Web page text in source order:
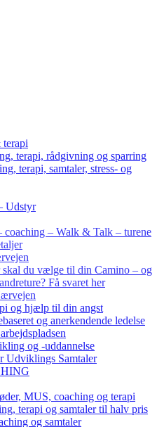
terapi
terapi, rådgivning og sparring
terapi, samtaler, stress- og
Udstyr
coaching – Walk & Talk – turene
du vælge til din Camino – og
Få svaret her
og hjælp til din angst
og anerkendende ledelse
og -uddannelse
Udviklings Samtaler
MUS, coaching og terapi
terapi og samtaler til halv pris
og samtaler